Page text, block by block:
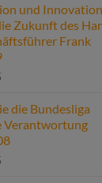
und
Zukunft des
Frank
die Bundesliga
Verantwortung